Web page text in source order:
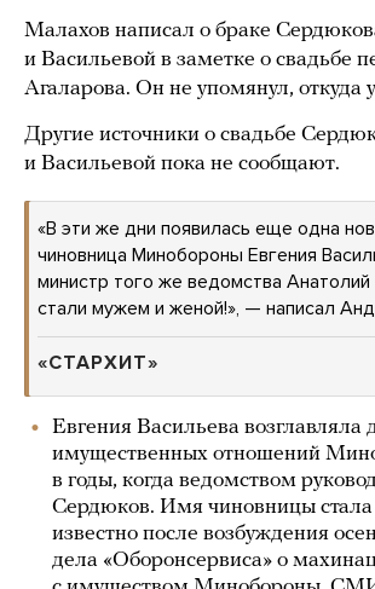
Малахов написал о браке
и Васильевой в заметке о свадьбе
Агаларова. Он не упомянул, откуда
Другие источники о свадьбе
и Васильевой пока не сообщают.
«В эти же дни появилась еще одна
чиновница Минобороны Евгения
министр того же ведомства
стали мужем и женой!», — написал
«СТАРХИТ»
Евгения Васильева возглавляла
имущественных отношений
в годы, когда ведомством
Сердюков. Имя чиновницы
известно после возбуждения
дела «Оборонсервиса» о